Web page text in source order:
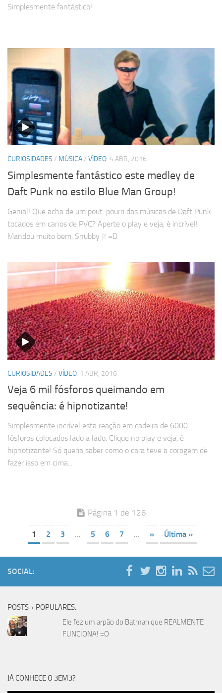
Simplesmente fantástico!
CURIOSIDADES / MÚSICA/ VÍDEO 4 ABR, 2016
Simplesmente fantástico este medley de
Daft Punk no estilo Blue Man Group!
Genial! Que acha de um pout-pourri das músicas de Daft Punk
tocados em canos de PVC? Aperte o play e veja, é incrível!
Mandou muito bem, Snubby J! =D
CURIOSIDADES / VÍDEO 1 ABR, 2016
Veja 6 mil fósforos queimando em
sequência: é hipnotizante!
Simplesmente incrível esta reação em cadeira de 6000
fósforos colocados lado a lado. Clique no play e veja, é
hipnotizante! Só queria saber como o cara teve a coragem de
fazer isso em cima...
Página 1 de 126
1 2 3 ... 5 6 7 ... » Última »
SOCIAL:
POSTS + POPULARES:
Ele fez um arpão do Batman que REALMENTE
FUNCIONA! =O
JÁ CONHECE O 3EM3?